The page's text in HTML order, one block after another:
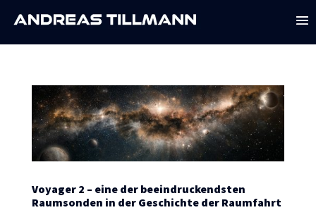
Voyager 2 – eine der beeindruckendsten
Raumsonden in der Geschichte der Raumfahrt